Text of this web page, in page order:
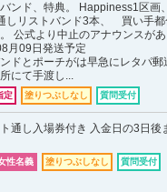
ンド、特典。 Happiness1区画
しリストバンド3本、 買い手都
公式より中止のアナウンスが
月09日発送予定
ドとポーチがは早急にレタパ郵
にて手渡し...
定 塗りつぶしなし 質問受付
通し入場券付き 入金日の3日後
性名義 塗りつぶしなし 質問受付